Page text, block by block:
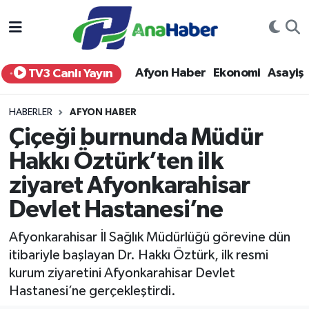
TV3 Canlı Yayın Afyon Haber Ekonomi Asayiş
HABERLER AFYON HABER
Çiçeği burnunda Müdür
Hakkı Öztürk’ten ilk
ziyaret Afyonkarahisar
Devlet Hastanesi’ne
Afyonkarahisar İl Sağlık Müdürlüğü görevine dün
itibariyle başlayan Dr. Hakkı Öztürk, ilk resmi
kurum ziyaretini Afyonkarahisar Devlet
Hastanesi’ne gerçekleştirdi.
Yurt Haber
Afyon Haber
Siyaset
Spor
Sağlık
Teknoloji
Afyonkarahisar Nöbetçi Eczaneler
Afyonkarahisar Hava Durumu
Afyonkarahisar Trafik Yoğunluk Haritası
Süper Lig Puan Durumu ve Fikstür
Tüm Manşetler
Son Dakika Haberleri
Haber Arşivi